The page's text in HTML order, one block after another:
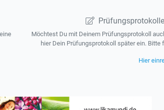
Möchtest Du mit Deinem Prüfungsprotokoll
hier Dein Prüfungsprotokoll später ein. Bitte
Hier